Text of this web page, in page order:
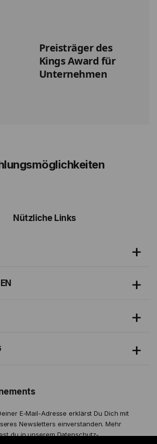
Preisträger des
Kings Award für
Unternehmen
E-Mail-Adresse erklärst Du Dich mit
Newsletters einverstanden. Mehr
du in unseremDatenschutz-
Nützliche Links